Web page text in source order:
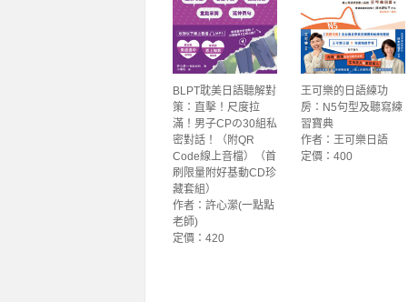
BLPT耽美日語聽解對
策：直擊！尺度拉
滿！男子CPの30組私
密對話！（附QR
Code線上音檔）（首
刷限量附好基動CD珍
藏套組）
作者：許心瀠(一點點
老師)
定價：420
王可樂的日語練功
房：N5句型及聽寫練
習寶典
作者：王可樂日語
定價：400